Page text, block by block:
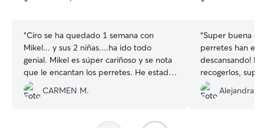
estrellas
“Ciro se ha quedado 1 semana con
Mikel... y sus 2 niñas....ha ido todo
genial. Mikel es súper cariñoso y se nota
que le encantan los perretes. He estado
informada con fotos y vídeos durante
toda su estancia, lo que hace la
tranquilidad. Sin duda, volveremos a
CARMEN M.
estrellas
“Super buena
perretes han
descansando!
recogerlos,
fenomenal.
complicado. Mil
Alejandra